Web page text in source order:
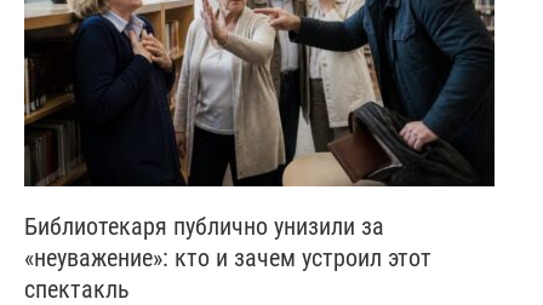
Библиотекаря публично унизили за
«неуважение»: кто и зачем устроил этот
спектакль